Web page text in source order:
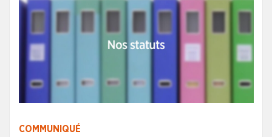
COMMUNIQUÉ